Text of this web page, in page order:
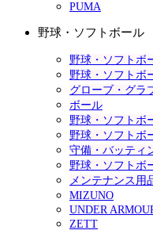
PUMA
野球・ソフトボール
野球・ソフトボ
野球・ソフトボ
グローブ・グラ
ボール
野球・ソフトボ
野球・ソフトボ
守備・バッティ
野球・ソフトボ
メンテナンス用
MIZUNO
UNDER
ZETT